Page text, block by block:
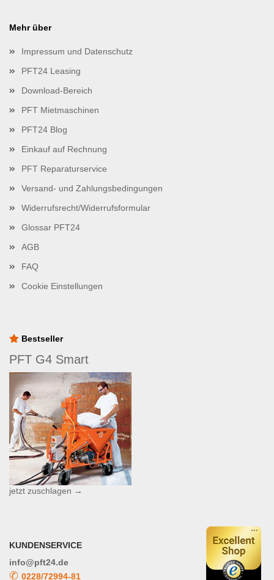
Mehr über
Impressum und Datenschutz
PFT24 Leasing
Download-Bereich
PFT Mietmaschinen
PFT24 Blog
Einkauf auf Rechnung
PFT Reparaturservice
Versand- und Zahlungsbedingungen
Widerrufsrecht/Widerrufsformular
Glossar PFT24
AGB
FAQ
Cookie Einstellungen
Bestseller
PFT G4 Smart
jetzt zuschlagen →
KUNDENSERVICE
info@pft24.de
✆ 0228/72994-81